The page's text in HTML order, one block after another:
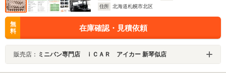
住所
北海道札幌市北区
無
料
在庫確認・見積依頼
販売店： ミニバン専門店 ｉＣＡＲ アイカー 新琴似店